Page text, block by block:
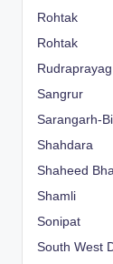
Rohtak
Rohtak
Rudraprayag
Sangrur
Sarangarh-
Shahdara
Shaheed
Shamli
Sonipat
South West